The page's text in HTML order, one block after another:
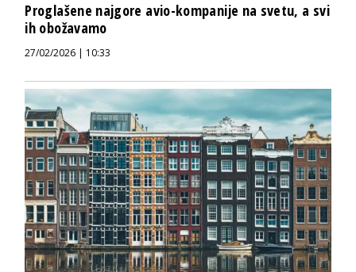
Proglašene najgore avio-kompanije na svetu, a svi
ih obožavamo
27/02/2026 | 10:33